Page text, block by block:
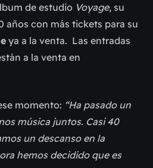
de estudio Voyage, su
años con más tickets para su
ya a la venta. Las entradas
a la venta en
momento: “Ha pasado un
música juntos. Casi 40
un descanso en la
hemos decidido que es